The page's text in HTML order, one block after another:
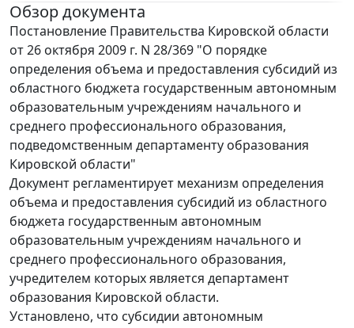
Обзор документа
Постановление Правительства Кировской области
от 26 октября 2009 г. N 28/369 "О порядке
определения объема и предоставления субсидий из
областного бюджета государственным автономным
образовательным учреждениям начального и
среднего профессионального образования,
подведомственным департаменту образования
Кировской области"
Документ регламентирует механизм определения
объема и предоставления субсидий из областного
бюджета государственным автономным
образовательным учреждениям начального и
среднего профессионального образования,
учредителем которых является департамент
образования Кировской области.
Установлено, что субсидии автономным